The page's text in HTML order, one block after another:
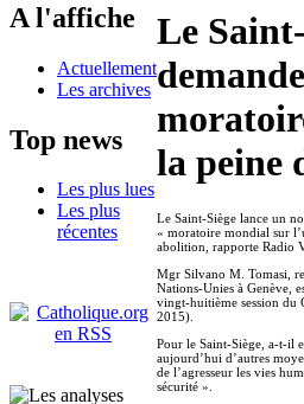
A l'affiche
Actuellement
Les archives
Top news
Les plus lues
Les plus
récentes
Le
la peine
Le Saint-Siège lance un
« moratoire mondial sur
abolition, rapporte Radio
Mgr Silvano M. Tomasi,
Nations-Unies à Genève,
vingt-huitième session du
2015).
Pour le Saint-Siège, a-t-il
aujourd’hui d’autres
de l’agresseur les vies
sécurité ».